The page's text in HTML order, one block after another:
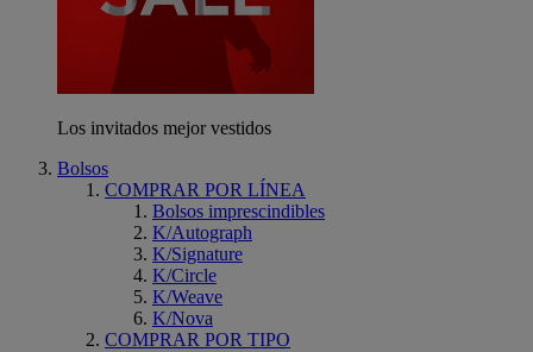
Los invitados mejor vestidos
Bolsos
COMPRAR POR LÍNEA
Bolsos imprescindibles
K/Autograph
K/Signature
K/Circle
K/Weave
K/Nova
COMPRAR POR TIPO